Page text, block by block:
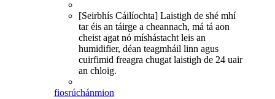
[Seirbhís Cáilíochta] Laistigh de shé mhí
tar éis an táirge a cheannach, má tá aon
cheist agat nó míshástacht leis an
humidifier, déan teagmháil linn agus
cuirfimid freagra chugat laistigh de 24 uair
an chloig.
fiosrúchánmion